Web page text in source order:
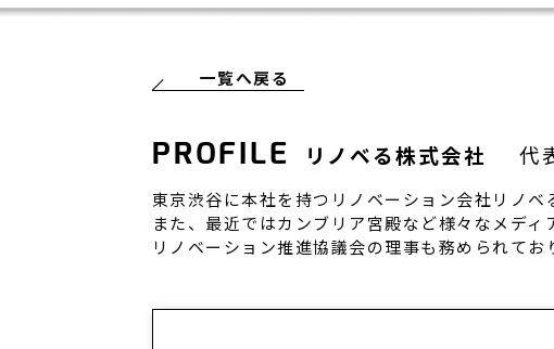
一覧へ戻る
PROFILE リノベる株式会社 代
東京渋谷に本社を持つリノベーション会社リノ
また、最近ではカンブリア宮殿など様々なメデ
リノベーション推進協議会の理事も務められてお